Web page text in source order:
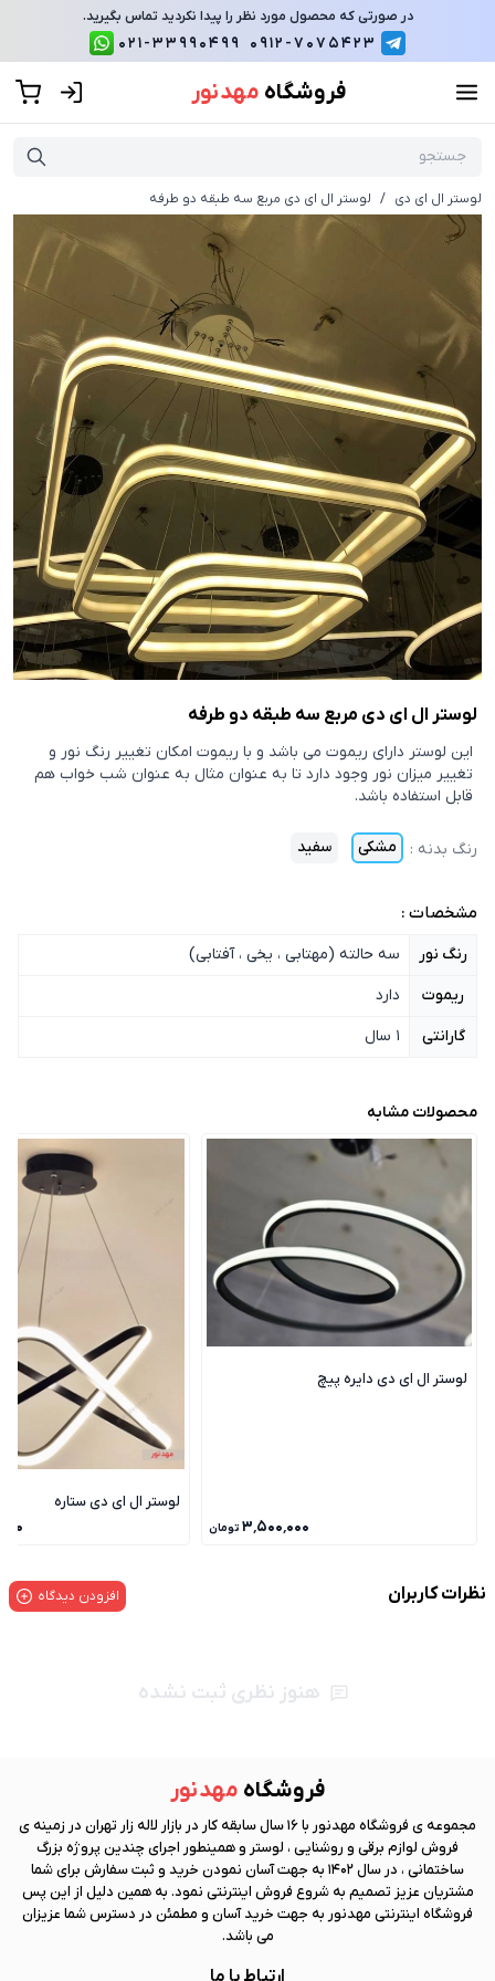
در صورتی که محصول مورد نظر را پیدا نکردید تماس بگیرید.
0912-7075423
021-33990499
فروشگاه مهد نور
لوستر ال ای دی / لوستر ال ای دی مربع سه طبقه دو طرفه
لوستر ال ای دی مربع سه طبقه دو طرفه
این لوستر دارای ریموت می باشد و با ریموت امکان تغییر رنگ نور و
تغییر میزان نور وجود دارد تا به عنوان مثال به عنوان شب خواب هم
قابل استفاده باشد.
رنگ بدنه : مشکی سفید
مشخصات :
رنگ نور
سه حالته (مهتابی ، یخی ، آفتابی)
ریموت
دارد
گارانتی
1 سال
محصولات مشابه
لوستر ال ای دی دایره پیچ
۳٬۵۰۰٬۰۰۰ تومان
لوستر ال ای دی ستاره
نظرات کاربران افزودن دیدگاه
هنوز نظری ثبت نشده
فروشگاه مهد نور
مجموعه ی فروشگاه مهد نور
با 16 سال سابقه کار در بازار لاله زار تهران در زمینه ی
فروش لوازم برقی و روشنایی ، لوستر و همینطور اجرای چندین پروژه بزرگ
ساختمانی ، در سال 1402 به جهت آسان نمودن خرید و ثبت سفارش برای شما
مشتریان عزیز تصمیم به شروع فروش اینترنتی نمود. به همین دلیل از این پس
فروشگاه اینترنتی مهد نور به جهت خرید آسان و مطمئن در دسترس شما عزیزان
می باشد.